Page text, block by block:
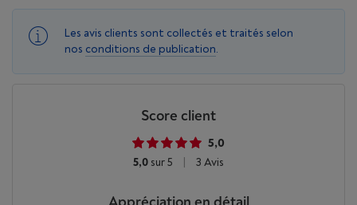
Les avis clients sont collectés et traités selon
nos conditions de publication.
Score client
5,0
5,0 sur 5 3 Avis